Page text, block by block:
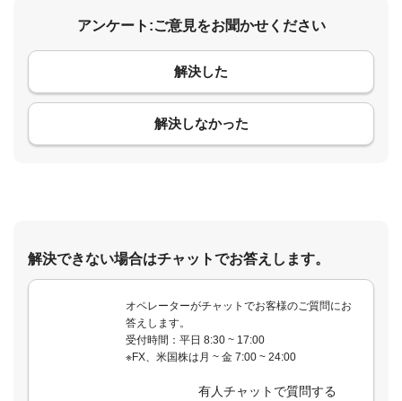
アンケート:ご意見をお聞かせください
解決した
解決しなかった
コメント
解決できない場合はチャットでお答えします。
オペレーターがチャットでお客様のご質問にお
答えします。
受付時間：平日 8:30 ~ 17:00
※FX、米国株は月 ~ 金 7:00 ~ 24:00
有人チャットで質問する